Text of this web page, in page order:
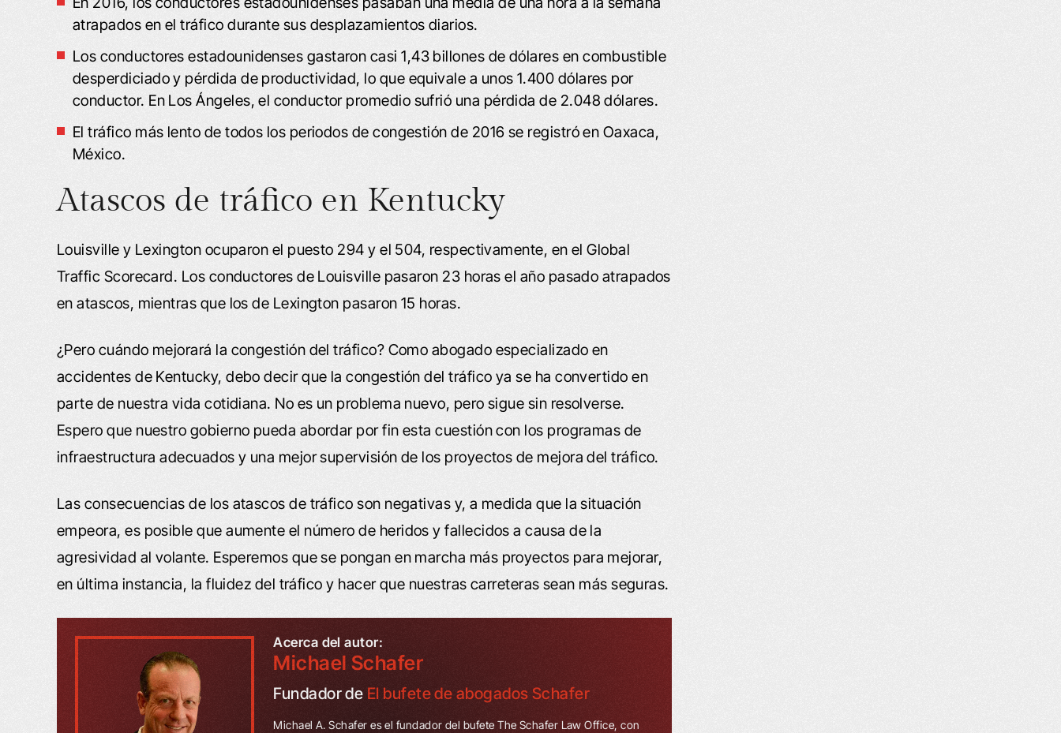
atrapados en el tráfico durante sus desplazamientos diarios.
Los conductores estadounidenses gastaron casi 1,43 billones de dólares en combustible
desperdiciado y pérdida de productividad, lo que equivale a unos 1.400 dólares por
conductor. En Los Ángeles, el conductor promedio sufrió una pérdida de 2.048 dólares.
El tráfico más lento de todos los periodos de congestión de 2016 se registró en Oaxaca,
México.
Atascos de tráfico en Kentucky
Louisville y Lexington ocuparon el puesto 294 y el 504, respectivamente, en el Global
Traffic Scorecard. Los conductores de Louisville pasaron 23 horas el año pasado atrapados
en atascos, mientras que los de Lexington pasaron 15 horas.
¿Pero cuándo mejorará la congestión del tráfico? Como abogado especializado en
accidentes de Kentucky, debo decir que la congestión del tráfico ya se ha convertido en
parte de nuestra vida cotidiana. No es un problema nuevo, pero sigue sin resolverse.
Espero que nuestro gobierno pueda abordar por fin esta cuestión con los programas de
infraestructura adecuados y una mejor supervisión de los proyectos de mejora del tráfico.
Las consecuencias de los atascos de tráfico son negativas y, a medida que la situación
empeora, es posible que aumente el número de heridos y fallecidos a causa de la
agresividad al volante. Esperemos que se pongan en marcha más proyectos para mejorar,
en última instancia, la fluidez del tráfico y hacer que nuestras carreteras sean más seguras.
Acerca del autor:
Michael Schafer
Fundador de El bufete de abogados Schafer
Michael A. Schafer es el fundador del bufete The Schafer Law Office, con